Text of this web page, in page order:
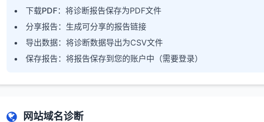
下载PDF：将诊断报告保存为PDF文件
分享报告 ：生成可分享的报告链接
导出数据：将诊断数据导出为CSV文件
保存报告 ：将报告保存到您的账户中（需要登录）
网站域名诊断